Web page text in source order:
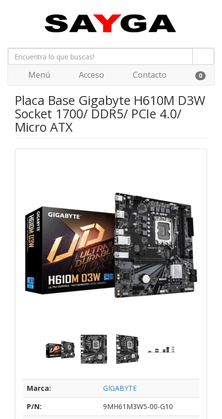
Menú Acceso Contacto 0
Placa Base Gigabyte H610M D3W
Socket 1700/ DDR5/ PCIe 4.0/
Micro ATX
Marca:
GIGABYTE
P/N:
9MH61M3W5-00-G10